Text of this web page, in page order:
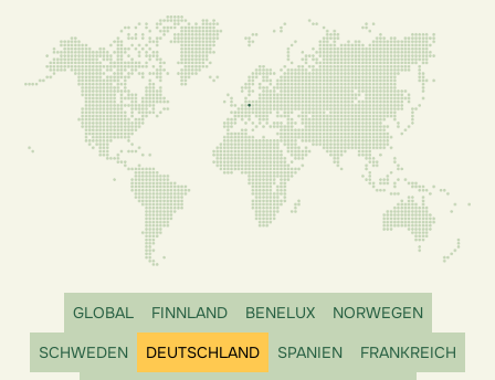
GLOBAL FINNLAND BENELUX
NORWEGEN
SCHWEDEN
DEUTSCHLAND SPANIEN
FRANKREICH